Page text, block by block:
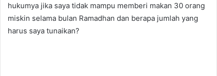
hukumya jika saya tidak mampu memberi makan 30 orang
miskin selama bulan Ramadhan dan berapa jumlah yang
harus saya tunaikan?